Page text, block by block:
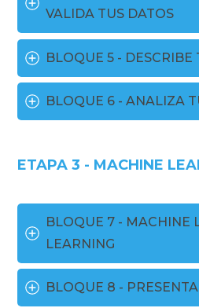
VALIDA TUS DATOS
BLOQUE 5 - DESCRIBE
BLOQUE 6 - ANALIZA
ETAPA 3 - MACHINE
BLOQUE 7 - MACHINE
LEARNING
BLOQUE 8 -